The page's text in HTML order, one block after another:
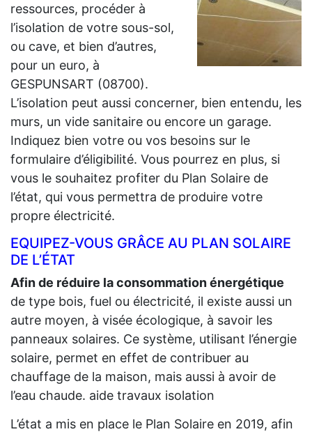
ressources, procéder à
l’isolation de votre sous-sol,
ou cave, et bien d’autres,
pour un euro, à
GESPUNSART (08700).
L’isolation peut aussi concerner, bien entendu, les
murs, un vide sanitaire ou encore un garage.
Indiquez bien votre ou vos besoins sur le
formulaire d’éligibilité. Vous pourrez en plus, si
vous le souhaitez profiter du Plan Solaire de
l’état, qui vous permettra de produire votre
propre électricité.
EQUIPEZ-VOUS GRÂCE AU PLAN SOLAIRE
DE L’ÉTAT
Afin de réduire la consommation énergétique
de type bois, fuel ou électricité, il existe aussi un
autre moyen, à visée écologique, à savoir les
panneaux solaires. Ce système, utilisant l’énergie
solaire, permet en effet de contribuer au
chauffage de la maison, mais aussi à avoir de
l’eau chaude. aide travaux isolation
L’état a mis en place le Plan Solaire en 2019, afin